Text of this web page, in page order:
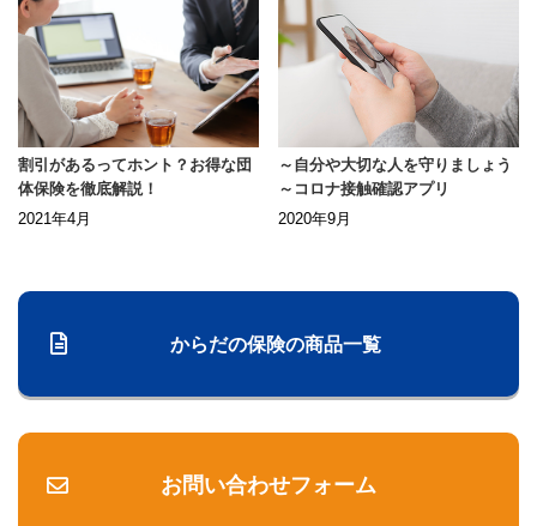
割引があるってホント？お得な団
体保険を徹底解説！
2021年4月
～自分や大切な人を守りましょう
～コロナ接触確認アプリ
2020年9月
からだの保険の商品一覧
お問い合わせフォーム